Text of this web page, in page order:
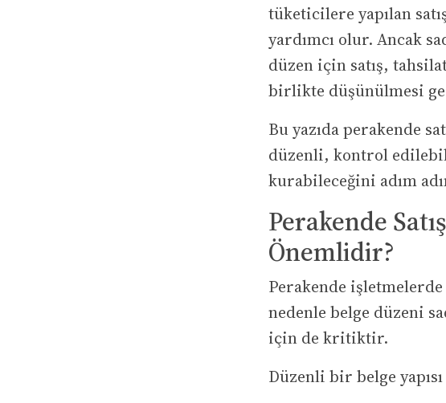
tüketicilere yapılan
yardımcı olur. Ancak
düzen için satış,
birlikte düşünülmesi
Bu yazıda perakende
düzenli, kontrol
kurabileceğini adım
Perakende
Önemlidir?
Perakende
nedenle belge düzeni
için de kritiktir.
Düzenli bir belge